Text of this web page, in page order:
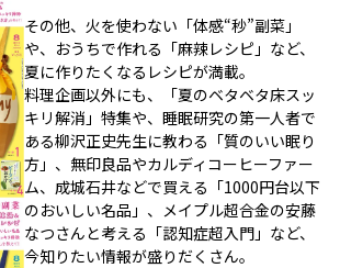
その他、火を使わない「体感“秒”副菜」
や、おうちで作れる「麻辣レシピ」など、
夏に作りたくなるレシピが満載。
料理企画以外にも、「夏のベタベタ床スッ
キリ解消」特集や、睡眠研究の第一人者で
ある柳沢正史先生に教わる「質のいい眠り
方」、無印良品やカルディコーヒーファー
ム、成城石井などで買える「1000円台以下
のおいしい名品」、メイプル超合金の安藤
なつさんと考える「認知症超入門」など、
今知りたい情報が盛りだくさん。